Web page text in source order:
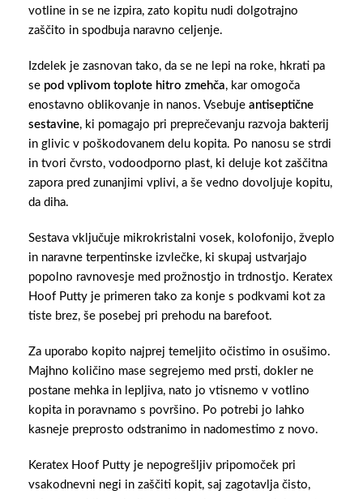
votline in se ne izpira, zato kopitu nudi dolgotrajno
zaščito in spodbuja naravno celjenje.
Izdelek je zasnovan tako, da se ne lepi na roke, hkrati pa
se pod vplivom toplote hitro zmehča, kar omogoča
enostavno oblikovanje in nanos. Vsebuje antiseptične
sestavine, ki pomagajo pri preprečevanju razvoja bakterij
in glivic v poškodovanem delu kopita. Po nanosu se strdi
in tvori čvrsto, vodoodporno plast, ki deluje kot zaščitna
zapora pred zunanjimi vplivi, a še vedno dovoljuje kopitu,
da diha.
Sestava vključuje mikrokristalni vosek, kolofonijo, žveplo
in naravne terpentinske izvlečke, ki skupaj ustvarjajo
popolno ravnovesje med prožnostjo in trdnostjo. Keratex
Hoof Putty je primeren tako za konje s podkvami kot za
tiste brez, še posebej pri prehodu na barefoot.
Za uporabo kopito najprej temeljito očistimo in osušimo.
Majhno količino mase segrejemo med prsti, dokler ne
postane mehka in lepljiva, nato jo vtisnemo v votlino
kopita in poravnamo s površino. Po potrebi jo lahko
kasneje preprosto odstranimo in nadomestimo z novo.
Keratex Hoof Putty je nepogrešljiv pripomoček pri
vsakodnevni negi in zaščiti kopit, saj zagotavlja čisto,